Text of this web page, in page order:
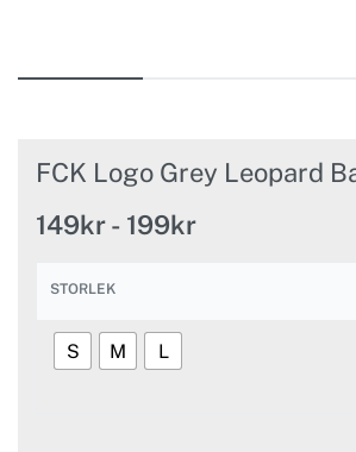
FCK Logo Grey Leopard
149kr 199kr
STORLEK
S M L